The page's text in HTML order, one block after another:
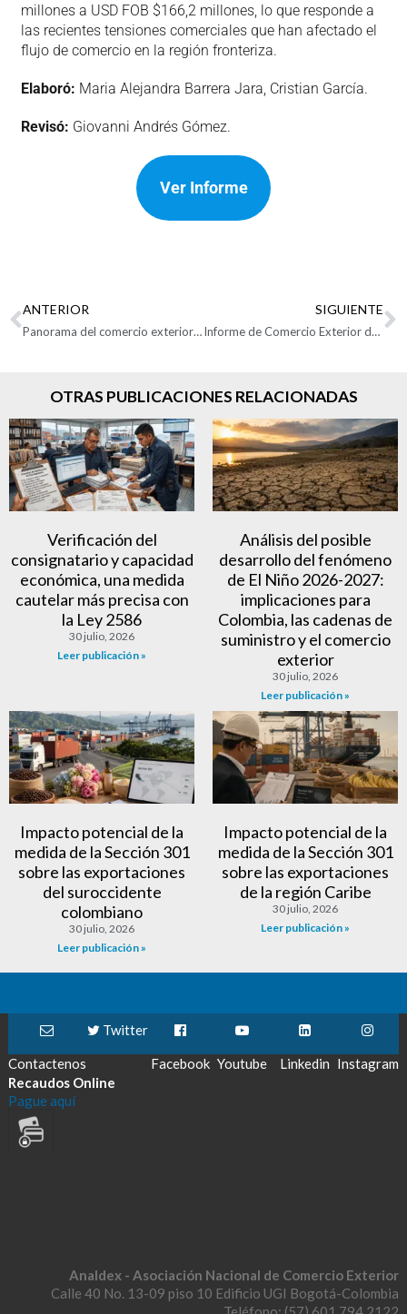
millones a USD FOB $166,2 millones, lo que responde a
las recientes tensiones comerciales que han afectado el
flujo de comercio en la región fronteriza.
Elaboró: Maria Alejandra Barrera Jara, Cristian García.
Revisó: Giovanni Andrés Gómez.
Ver Informe
ANTERIOR
Panorama del comercio exterior del Sistema Moda en Colombia
SIGUIENTE
Informe de Comercio Exterior de Zonas Francas Abril 2026
OTRAS PUBLICACIONES RELACIONADAS
Verificación del
consignatario y capacidad
económica, una medida
cautelar más precisa con
la Ley 2586
30 julio, 2026
Leer publicación »
Análisis del posible
desarrollo del fenómeno
de El Niño 2026-2027:
implicaciones para
Colombia, las cadenas de
suministro y el comercio
exterior
30 julio, 2026
Leer publicación »
Impacto potencial de la
medida de la Sección 301
sobre las exportaciones
del suroccidente
colombiano
30 julio, 2026
Leer publicación »
Impacto potencial de la
medida de la Sección 301
sobre las exportaciones
de la región Caribe
30 julio, 2026
Leer publicación »
Contactenos
Twitter
Facebook Youtube Linkedin Instagram
Recaudos Online
Pague aquí
Analdex - Asociación Nacional de Comercio Exterior
Calle 40 No. 13-09 piso 10 Edificio UGI Bogotá-Colombia